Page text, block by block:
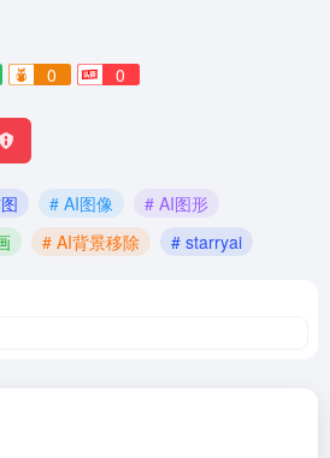
0 0
# AI图像
# AI图形
# AI背景移除 # starryai